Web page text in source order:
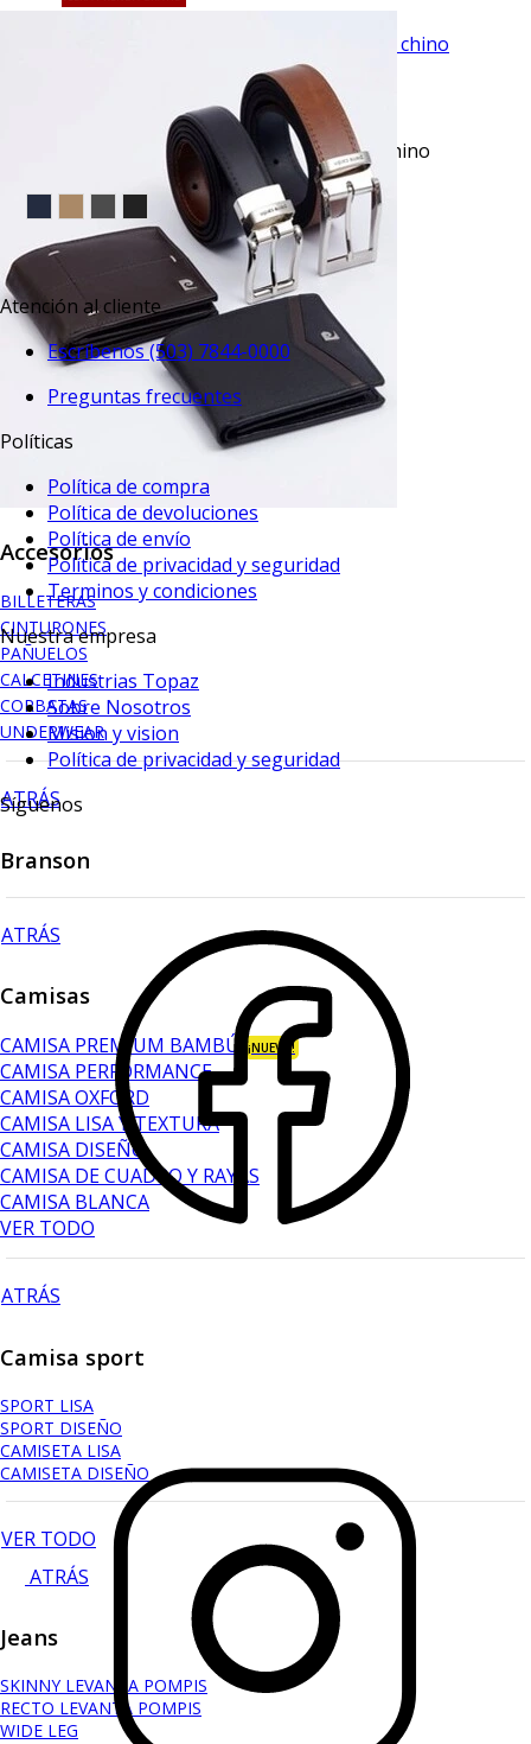
Accesorios
BILLETERAS
CINTURONES
PAÑUELOS
CALCETINES
CORBATAS
UNDERWEAR
ATRÁS
Branson
ATRÁS
Camisas
CAMISA PREMIUM BAMBÚ ¡NUEVO!
CAMISA PERFORMANCE
CAMISA OXFORD
CAMISA LISA Y TEXTURA
CAMISA DISEÑO
CAMISA DE CUADRO Y RAYAS
CAMISA BLANCA
VER TODO
ATRÁS
Camisa sport
SPORT LISA
SPORT DISEÑO
CAMISETA LISA
CAMISETA DISEÑO
VER TODO
ATRÁS
Jeans
SKINNY LEVANTA POMPIS
RECTO LEVANTA POMPIS
WIDE LEG
Pantalón casual slim fit verde anywhere chino
$49.95
Atención al cliente
Escríbenos (503) 7844-0000
Preguntas frecuentes
Políticas
Política de compra
Política de devoluciones
Política de envío
Política de privacidad y seguridad
Terminos y condiciones
Nuestra empresa
Industrias Topaz
Sobre Nosotros
Mision y vision
Política de privacidad y seguridad
Síguenos